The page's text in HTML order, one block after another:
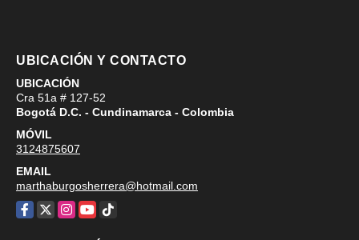
UBICACIÓN Y CONTACTO
UBICACIÓN
Cra 51a # 127-52
Bogotá D.C. - Cundinamarca - Colombia
MÓVIL
3124875607
EMAIL
marthaburgosherrera@hotmail.com
Facebook
X Instagram
YouTube
TikTok